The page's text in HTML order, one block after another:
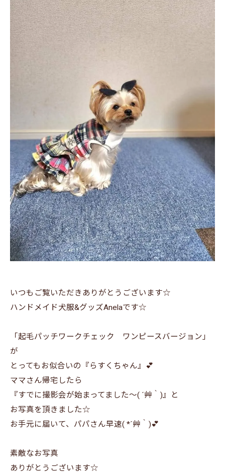
いつもご覧いただきありがとうございます☆
ハンドメイド犬服&グッズAnelaです☆
「起毛パッチワークチェック ワンピースバージョン」
が
とってもお似合いの『らすくちゃん』💕
ママさん帰宅したら
『すでに撮影会が始まってました～( ´艸｀)』と
お写真を頂きました☆
お手元に届いて、パパさん早速( *´艸｀)💕
素敵なお写真
ありがとうございます☆